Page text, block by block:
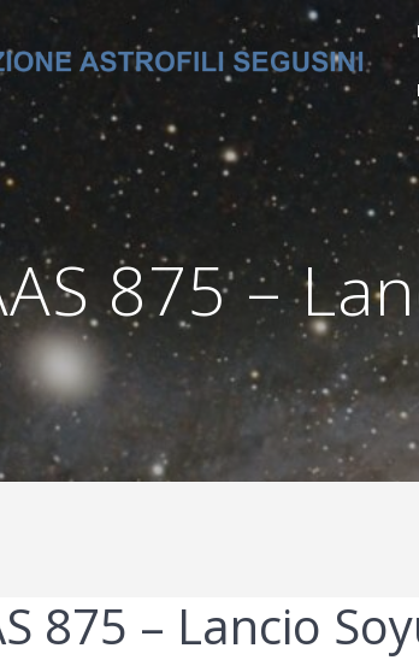
875 –
875 – Lancio